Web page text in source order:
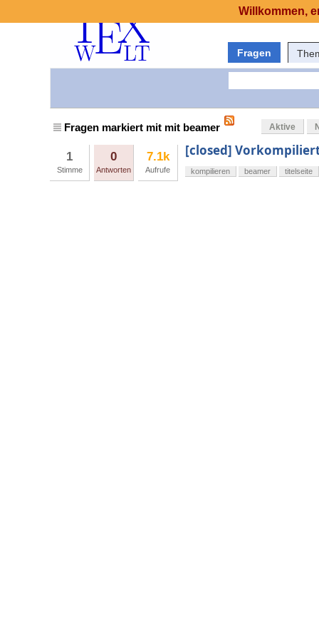
Fragen
Fragen markiert mit mit beamer Aktive
1
Stimme
0
Antworten
7.1k
Aufrufe
[closed]
kompilieren beamer titelseite
Willkommen,